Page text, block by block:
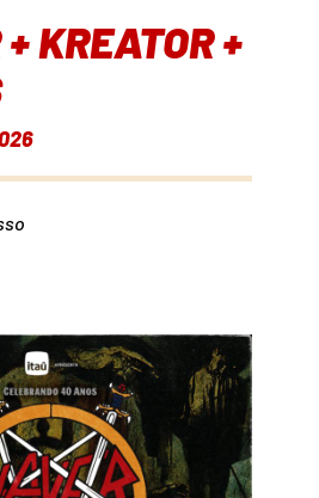
KREATOR +